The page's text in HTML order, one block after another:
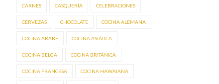
CARNES CASQUERÍA CELEBRACIONES
CERVEZAS CHOCOLATE COCINA ALEMANA
COCINA ÁRABE COCINA ASIÁTICA
COCINA BELGA COCINA BRITÁNICA
COCINA FRANCESA COCINA HAWAIANA